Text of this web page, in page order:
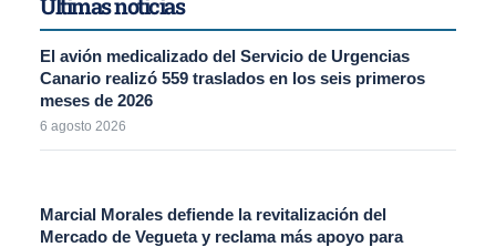
El avión medicalizado del Servicio de Urgencias
Canario realizó 559 traslados en los seis primeros
meses de 2026
6 agosto 2026
Marcial Morales defiende la revitalización del
Mercado de Vegueta y reclama más apoyo para